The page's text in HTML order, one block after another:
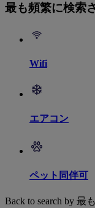
最も頻繁に検索
Wifi
エアコン
ペット同伴可
Back to search by 最